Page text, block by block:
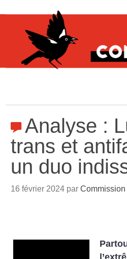
Analyse :
trans et
un duo
16 février 2024 par